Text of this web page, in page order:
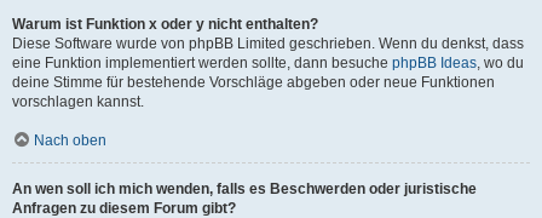
Warum ist Funktion x oder y nicht enthalten?
Diese Software wurde von phpBB Limited geschrieben. Wenn du denkst, dass
eine Funktion implementiert werden sollte, dann besuche phpBB Ideas, wo du
deine Stimme für bestehende Vorschläge abgeben oder neue Funktionen
vorschlagen kannst.
Nach oben
An wen soll ich mich wenden, falls es Beschwerden oder juristische
Anfragen zu diesem Forum gibt?